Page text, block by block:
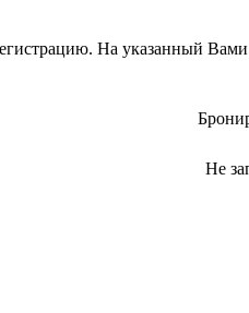
На указанный
Не